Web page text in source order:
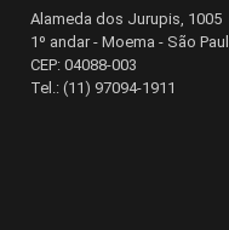
Alameda dos Jurupis, 1005
1º andar - Moema - São
CEP: 04088-003
Tel.: (11) 97094-1911